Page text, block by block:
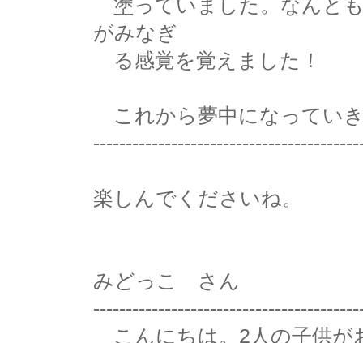
塗っていました。なんと
がみなぎ
る感覚を覚えました！
これから夢中になってい
楽しんでくださいね。
みどっこ さん
こんにちは。2人の子供が